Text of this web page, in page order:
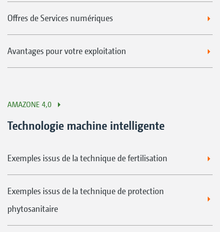
Offres de Services numériques
Avantages pour votre exploitation
AMAZONE 4,0
Technologie machine intelligente
Exemples issus de la technique de fertilisation
Exemples issus de la technique de protection
phytosanitaire